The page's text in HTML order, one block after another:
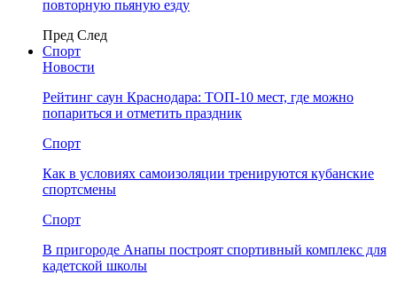
повторную пьяную езду
Пред След
Спорт
Новости
Рейтинг саун Краснодара: ТОП-10 мест, где можно
попариться и отметить праздник
Спорт
Как в условиях самоизоляции тренируются кубанские
спортсмены
Спорт
В пригороде Анапы построят спортивный комплекс для
кадетской школы